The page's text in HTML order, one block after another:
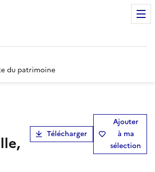
du patrimoine
Télécharger
Ajouter
à ma
sélection